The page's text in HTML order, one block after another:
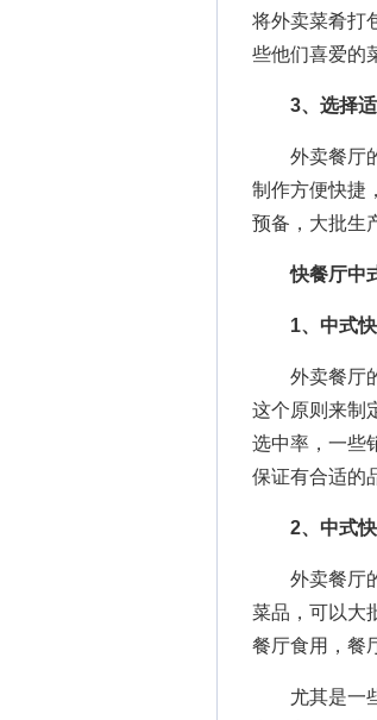
将外卖菜肴打
些他们喜爱的
3、选择
外卖餐厅的
制作方便快捷
预备，大批生
快餐厅中
1、中式快
外卖餐厅的
这个原则来制
选中率，一些
保证有合适的
2、中式快
外卖餐厅的
菜品，可以大
餐厅食用，餐
尤其是一些